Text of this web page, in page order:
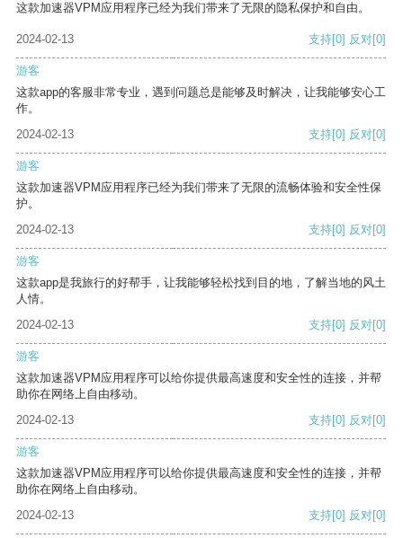
这款加速器VPM应用程序已经为我们带来了无限的隐私保护和自由。
2024-02-13 支持[0] 反对[0]
游客
这款app的客服非常专业，遇到问题总是能够及时解决，让我能够安心工
作。
2024-02-13
支持[0] 反对[0]
游客
这款加速器VPM应用程序已经为我们带来了无限的流畅体验和安全性保
护。
2024-02-13
支持[0] 反对[0]
游客
这款app是我旅行的好帮手，让我能够轻松找到目的地，了解当地的风土
人情。
2024-02-13
支持[0] 反对[0]
游客
这款加速器VPM应用程序可以给你提供最高速度和安全性的连接，并帮
助你在网络上自由移动。
2024-02-13
支持[0] 反对[0]
游客
这款加速器VPM应用程序可以给你提供最高速度和安全性的连接，并帮
助你在网络上自由移动。
2024-02-13
支持[0] 反对[0]